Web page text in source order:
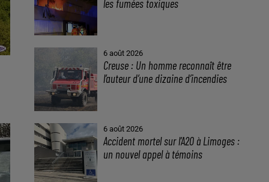
les fumées toxiques
6 août 2026
Creuse : Un homme reconnaît être
l’auteur d’une dizaine d’incendies
6 août 2026
Accident mortel sur l’A20 à Limoges :
un nouvel appel à témoins